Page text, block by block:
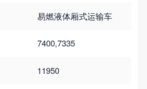
易燃液体厢式运输车
7400,7335
11950